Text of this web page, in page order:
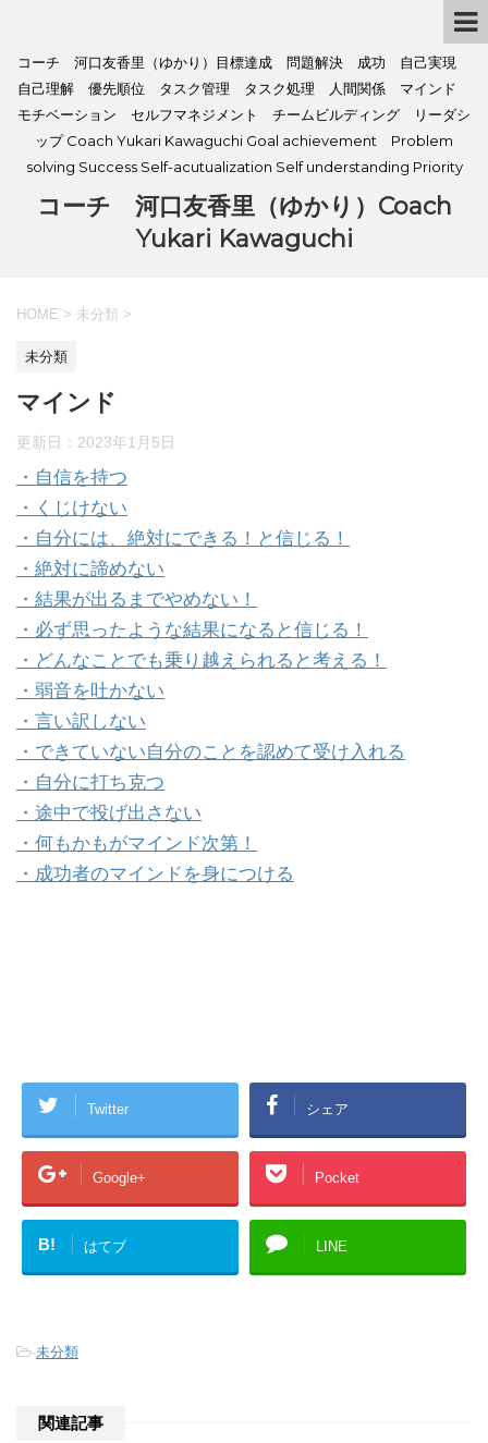
コーチ 河口友香里（ゆかり）目標達成 問題解決 成功 自己実現
自己理解 優先順位 タスク管理 タスク処理 人間関係 マインド
モチベーション セルフマネジメント チームビルディング リーダシ
ップ Coach Yukari Kawaguchi Goal achievement Problem
solving Success Self-acutualization Self understanding Priority
コーチ 河口友香里（ゆかり）Coach
Yukari Kawaguchi
HOME > 未分類 >
未分類
マインド
更新日： 2023年1月5日
・自信を持つ
・くじけない
・自分には、絶対にできる！と信じる！
・絶対に諦めない
・結果が出るまでやめない！
・必ず思ったような結果になると信じる！
・どんなことでも乗り越えられると考える！
・弱音を吐かない
・言い訳しない
・できていない自分のことを認めて受け入れる
・自分に打ち克つ
・途中で投げ出さない
・何もかもがマインド次第！
・成功者のマインドを身につける
Twitter シェア
Google+ Pocket
B! はてブ LINE
-未分類
関連記事